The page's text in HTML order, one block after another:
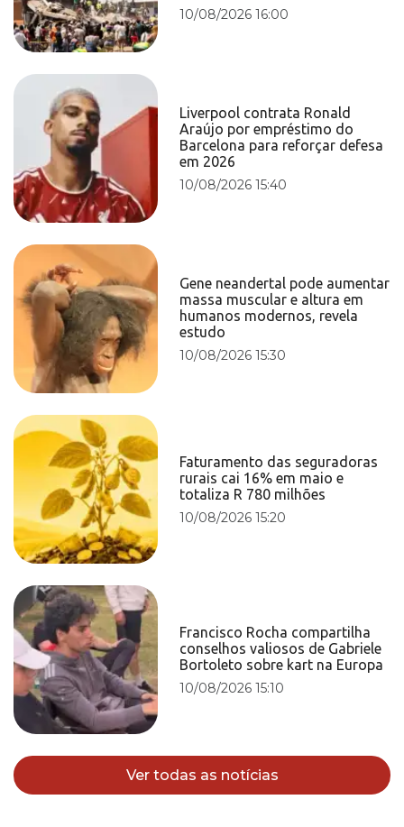
10/08/2026 16:00
Liverpool contrata Ronald
Araújo por empréstimo do
Barcelona para reforçar defesa
em 2026
10/08/2026 15:40
Gene neandertal pode aumentar
massa muscular e altura em
humanos modernos, revela
estudo
10/08/2026 15:30
Faturamento das seguradoras
rurais cai 16% em maio e
totaliza R 780 milhões
10/08/2026 15:20
Francisco Rocha compartilha
conselhos valiosos de Gabriele
Bortoleto sobre kart na Europa
10/08/2026 15:10
Ver todas as notícias